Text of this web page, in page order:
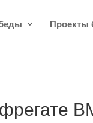
Проекты